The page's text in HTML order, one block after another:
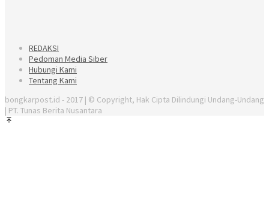
REDAKSI
Pedoman Media Siber
Hubungi Kami
Tentang Kami
bongkarpost.id - 2017 | © Copyright, Hak Cipta Dilindungi Undang-Undang
| PT. Tunas Berita Nusantara